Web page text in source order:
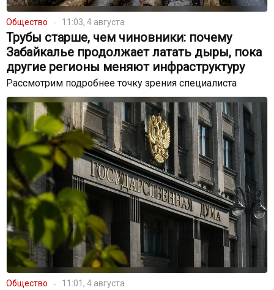
Общество 11:03, 4 августа
Трубы старше, чем чиновники: почему
Забайкалье продолжает латать дыры, пока
другие регионы меняют инфраструктуру
Рассмотрим подробнее точку зрения специалиста
Общество 11:01, 4 августа